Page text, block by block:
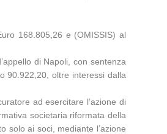
168.805,26 e (OMISSIS) al
di Napoli, con sentenza
90.922,20, oltre interessi dalla
ad esercitare l’azione di
societaria riformata della
solo ai soci, mediante l’azione